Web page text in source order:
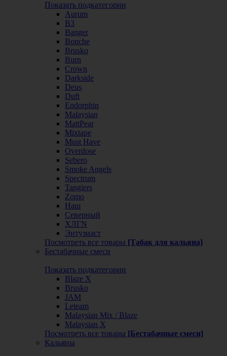
Показать подкатегории
Aurum
B3
Banger
Bonche
Brusko
Burn
Crown
Darkside
Deus
Duft
Endorphin
Malaysian
MattPear
Mixtape
Must Have
Overdose
Sebero
Smoke Angels
Spectrum
Tangiers
Zomo
Наш
Северный
ХЛГN
Энтузиаст
Посмотреть все товары [Табак для кальяна]
Бестабачные смеси
Показать подкатегории
Blaze X
Brusko
JAM
Leteam
Malaysian Mix / Blaze
Malaysian X
Посмотреть все товары [Бестабачные смеси]
Кальяны